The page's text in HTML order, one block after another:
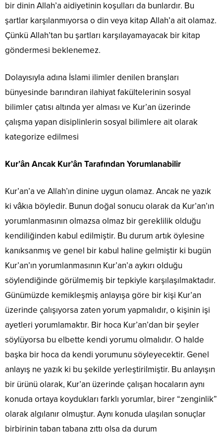
bir dinin Allah’a aidiyetinin koşulları da bunlardır. Bu
şartlar karşılanmıyorsa o din veya kitap Allah’a ait olamaz.
Çünkü Allah’tan bu şartları karşılayamayacak bir kitap
göndermesi beklenemez.
Dolayısıyla adına İslami ilimler denilen branşları
bünyesinde barındıran ilahiyat fakültelerinin sosyal
bilimler çatısı altında yer alması ve Kur’an üzerinde
çalışma yapan disiplinlerin sosyal bilimlere ait olarak
kategorize edilmesi
Kur’ân Ancak Kur’ân Tarafından Yorumlanabilir
Kur’an’a ve Allah’ın dinine uygun olamaz. Ancak ne yazık
ki vâkıa böyledir. Bunun doğal sonucu olarak da Kur’an’ın
yorumlanmasının olmazsa olmaz bir gereklilik olduğu
kendiliğinden kabul edilmiştir. Bu durum artık öylesine
kanıksanmış ve genel bir kabul haline gelmiştir ki bugün
Kur’an’ın yorumlanmasının Kur’an’a aykırı olduğu
söylendiğinde görülmemiş bir tepkiyle karşılaşılmaktadır.
Günümüzde kemikleşmiş anlayışa göre bir kişi Kur’an
üzerinde çalışıyorsa zaten yorum yapmalıdır, o kişinin işi
ayetleri yorumlamaktır. Bir hoca Kur’an’dan bir şeyler
söylüyorsa bu elbette kendi yorumu olmalıdır. O halde
başka bir hoca da kendi yorumunu söyleyecektir. Genel
anlayış ne yazık ki bu şekilde yerleştirilmiştir. Bu anlayışın
bir ürünü olarak, Kur’an üzerinde çalışan hocaların aynı
konuda ortaya koydukları farklı yorumlar, birer “zenginlik”
olarak algılanır olmuştur. Aynı konuda ulaşılan sonuçlar
birbirinin taban tabana zıttı olsa da durum